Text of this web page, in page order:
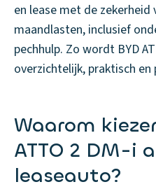
en lease met de zekerheid
maandlasten, inclusief
pechhulp. Zo wordt BYD
overzichtelijk, praktisch
Waarom
ATTO 2 DM-i
leaseauto?